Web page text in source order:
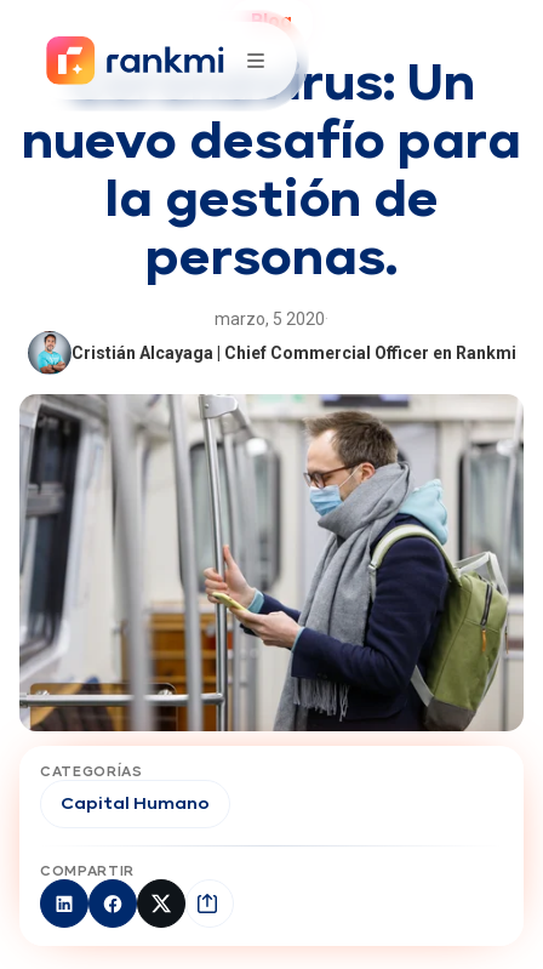
Blog
Coronavirus: Un
nuevo desafío para
la gestión de
personas.
marzo, 5 2020·
Cristián Alcayaga | Chief Commercial Officer en Rankmi
CATEGORÍAS
Capital Humano
COMPARTIR